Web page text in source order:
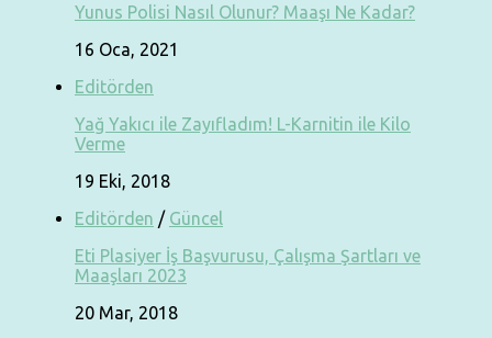
Yunus Polisi Nasıl Olunur? Maaşı Ne Kadar?
16 Oca, 2021
Editörden
Yağ Yakıcı ile Zayıfladım! L-Karnitin ile Kilo
Verme
19 Eki, 2018
Editörden / Güncel
Eti Plasiyer İş Başvurusu, Çalışma Şartları ve
Maaşları 2023
20 Mar, 2018